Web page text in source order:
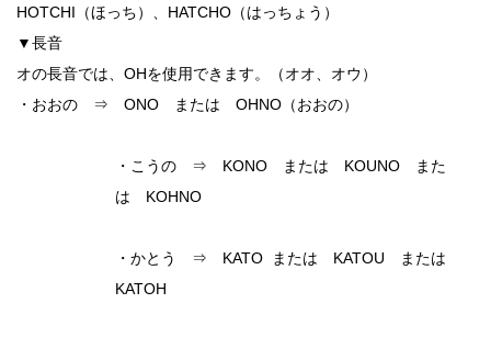
HOTCHI（ほっち）、HATCHO（はっちょう）
▼長音
オの長音では、OHを使用できます。（オオ、オウ）
・おおの ⇒ ONO または OHNO（おおの）
・こうの ⇒ KONO または KOUNO また
は KOHNO
・かとう ⇒ KATO または KATOU または
KATOH